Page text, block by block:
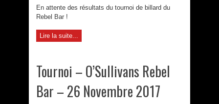
En attente des résultats du tournoi de billard du
Rebel Bar !
Lire la suite...
Tournoi – O’Sullivans Rebel
Bar – 26 Novembre 2017